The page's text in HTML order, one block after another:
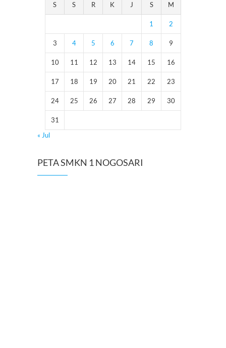
S S R K J S M
1 2
3 4 5 6 7 8 9
10 11 12 13 14 15 16
17 18 19 20 21 22 23
24 25 26 27 28 29 30
31
« Jul
PETA SMKN 1 NOGOSARI